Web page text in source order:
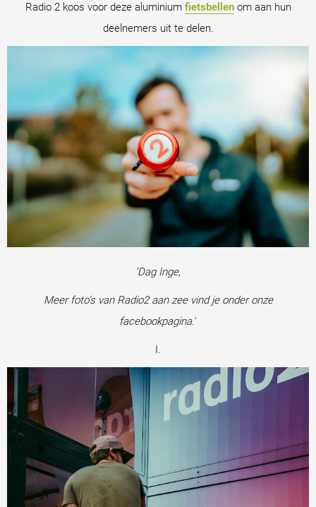
Radio 2 koos voor deze aluminium fietsbellenom aan hun
deelnemers uit te delen.
'Dag Inge,
Meer foto’s van Radio2 aan zee vind je onder onze
facebookpagina.'
I.